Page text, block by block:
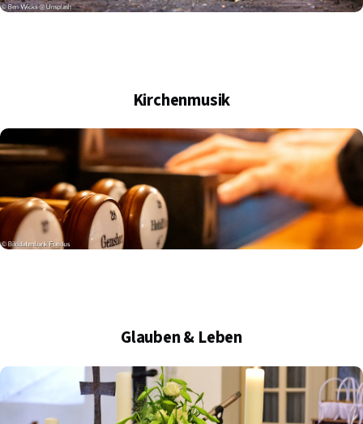
Kirchenmusik
Glauben & Leben